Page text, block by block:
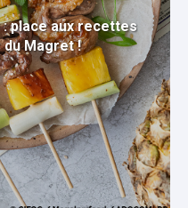
place aux recettes
Magret !